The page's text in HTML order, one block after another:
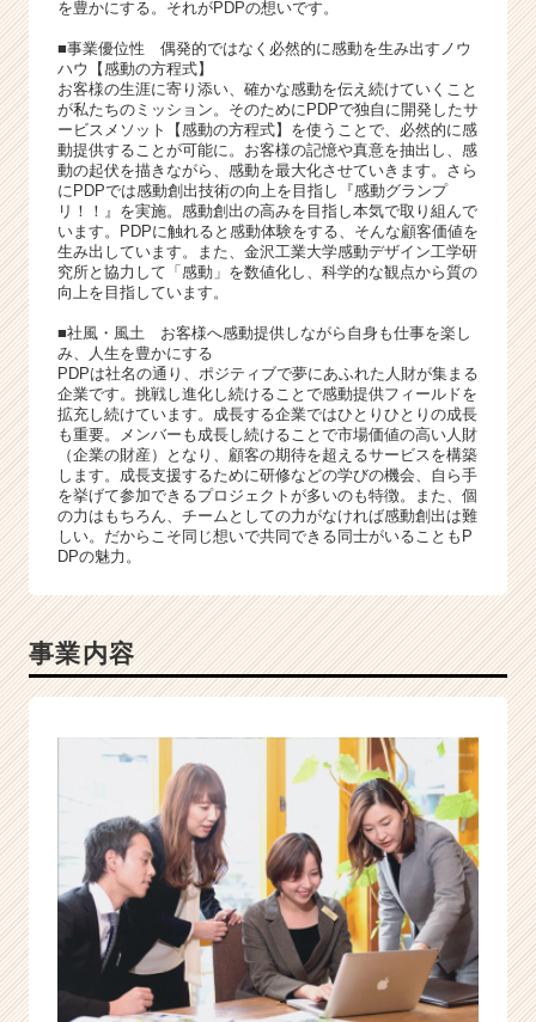
カ
ト
が
届
く
就
活
サ
イ
ト
チ
キ
ャ
リ
ア
（C
h
e
e
r
を豊かにする。それがPDPの想いです。
■事業優位性 偶発的ではなく必然的に感動を生み出すノウ
ハウ【感動の方程式】
お客様の生涯に寄り添い、確かな感動を伝え続けていくこと
が私たちのミッション。そのためにPDPで独自に開発したサ
ービスメソット【感動の方程式】を使うことで、必然的に感
動提供することが可能に。お客様の記憶や真意を抽出し、感
動の起伏を描きながら、感動を最大化させていきます。さら
にPDPでは感動創出技術の向上を目指し『感動グランプ
リ！！』を実施。感動創出の高みを目指し本気で取り組んで
います。PDPに触れると感動体験をする、そんな顧客価値を
生み出しています。また、金沢工業大学感動デザイン工学研
究所と協力して「感動」を数値化し、科学的な観点から質の
向上を目指しています。
■社風・風土 お客様へ感動提供しながら自身も仕事を楽し
み、人生を豊かにする
PDPは社名の通り、ポジティブで夢にあふれた人財が集まる
企業です。挑戦し進化し続けることで感動提供フィールドを
拡充し続けています。成長する企業ではひとりひとりの成長
も重要。メンバーも成長し続けることで市場価値の高い人財
（企業の財産）となり、顧客の期待を超えるサービスを構築
します。成長支援するために研修などの学びの機会、自ら手
を挙げて参加できるプロジェクトが多いのも特徴。また、個
の力はもちろん、チームとしての力がなければ感動創出は難
しい。だからこそ同じ想いで共同できる同士がいることもP
DPの魅力。
事業内容